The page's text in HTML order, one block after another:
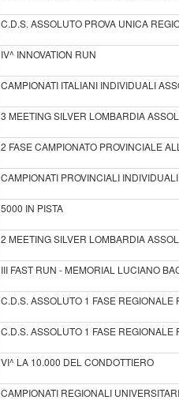
C.D.S. ASSOLUTO PROVA UNICA
IV^ INNOVATION RUN
CAMPIONATI ITALIANI INDIVIDUALI
3 MEETING SILVER LOMBARDIA
2 FASE CAMPIONATO PROVINCIALE
CAMPIONATI PROVINCIALI
5000 IN PISTA
2 MEETING SILVER LOMBARDIA
III FAST RUN - MEMORIAL LUCIANO
C.D.S. ASSOLUTO 1 FASE REGIONALE
C.D.S. ASSOLUTO 1 FASE REGIONALE
VI^ LA 10.000 DEL CONDOTTIERO
CAMPIONATI REGIONALI